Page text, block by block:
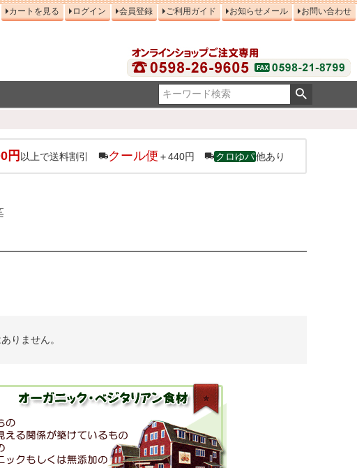
カートを見る ログイン 会員登録 ご利用ガイド お知らせメール お問い合わせ
円 以上で送料割引 クール便 ＋440円 クロゆパ他あり
りません。